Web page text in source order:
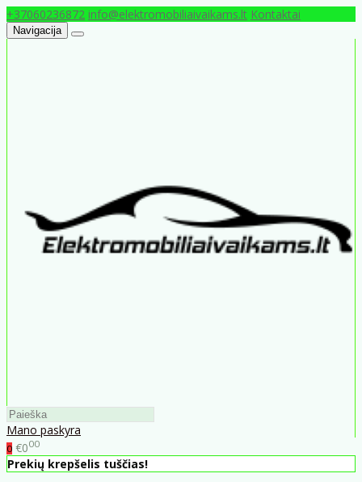
+37060236872 info@elektromobiliaivaikams.lt Kontaktai
Navigacija
Mano paskyra
0 €000
Prekių krepšelis tuščias!